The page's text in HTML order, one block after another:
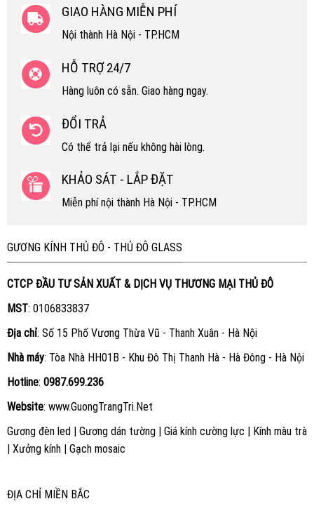
GIAO HÀNG MIỄN PHÍ
Nội thành Hà Nội - TP.HCM
HỖ TRỢ 24/7
Hàng luôn có sẵn. Giao hàng ngay.
ĐỔI TRẢ
Có thể trả lại nếu không hài lòng.
KHẢO SÁT - LẮP ĐẶT
Miễn phí nội thành Hà Nội - TP.HCM
GƯƠNG KÍNH THỦ ĐÔ - THỦ ĐÔ GLASS
CTCP ĐẦU TƯ SẢN XUẤT & DỊCH VỤ THƯƠNG MẠI THỦ ĐÔ
MST: 0106833837
Địa chỉ: Số 15 Phố Vương Thừa Vũ - Thanh Xuân - Hà Nội
Nhà máy: Tòa Nhà HH01B - Khu Đô Thị Thanh Hà - Hà Đông - Hà Nội
Hotline: 0987.699.236
Website: www.GuongTrangTri.Net
Gương đèn led| Gương dán tường| Giá kính cường lực | Kính màu trà
| Xưởng kính| Gạch mosaic
ĐỊA CHỈ MIỀN BẮC